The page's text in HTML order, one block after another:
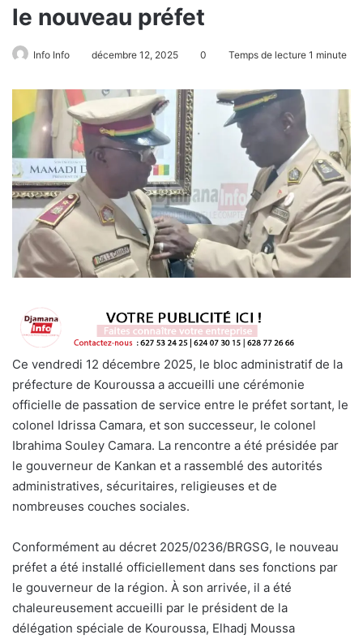
le nouveau préfet
Info Info décembre 12, 2025 0 Temps de lecture 1 minute
Ce vendredi 12 décembre 2025, le bloc administratif de la
préfecture de Kouroussa a accueilli une cérémonie
officielle de passation de service entre le préfet sortant, le
colonel Idrissa Camara, et son successeur, le colonel
Ibrahima Souley Camara. La rencontre a été présidée par
le gouverneur de Kankan et a rassemblé des autorités
administratives, sécuritaires, religieuses et de
nombreuses couches sociales.
Conformément au décret 2025/0236/BRGSG, le nouveau
préfet a été installé officiellement dans ses fonctions par
le gouverneur de la région. À son arrivée, il a été
chaleureusement accueilli par le président de la
délégation spéciale de Kouroussa, Elhadj Moussa